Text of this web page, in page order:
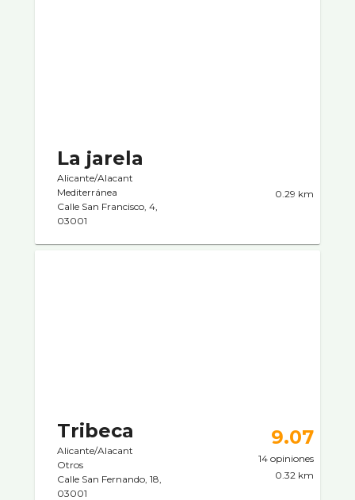
La jarela
Alicante/Alacant
Mediterránea
Calle San Francisco, 4,
03001
0.29 km
Tribeca
Alicante/Alacant
Otros
Calle San Fernando, 18,
03001
9.07
14 opiniones
0.32 km